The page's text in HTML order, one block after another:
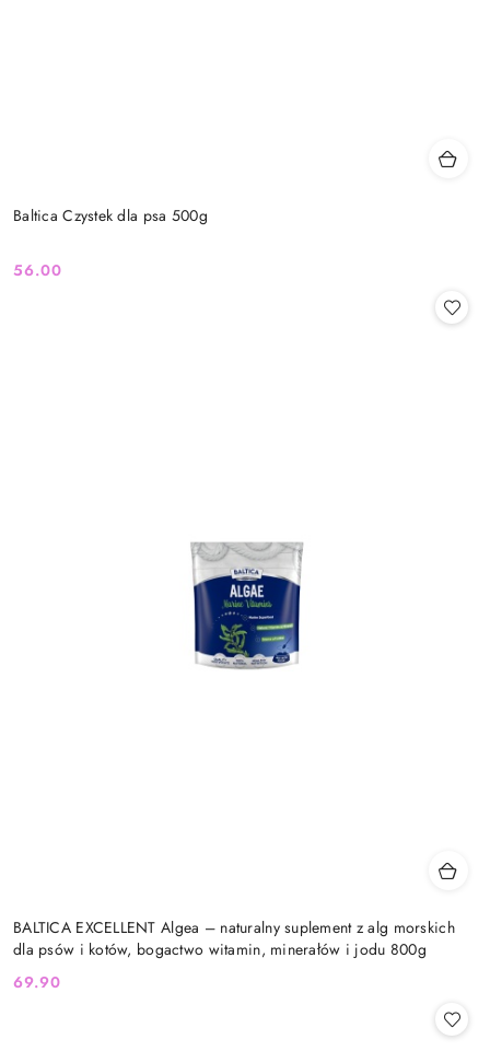
Baltica Czystek dla psa 500g
Cena:
56.00
BALTICA EXCELLENT Algea – naturalny suplement z alg morskich
dla psów i kotów, bogactwo witamin, minerałów i jodu 800g
Cena:
69.90